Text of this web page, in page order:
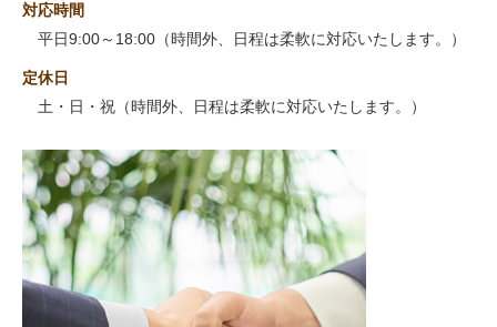
対応時間
平日9:00～18:00（時間外、日程は柔軟に対応いたします。）
定休日
土・日・祝（時間外、日程は柔軟に対応いたします。）